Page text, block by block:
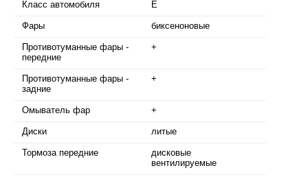
Класс автомобиля E
Фары биксеноновые
Противотуманные фары -
передние
+
Противотуманные фары -
задние
+
Омыватель фар +
Диски литые
Тормоза передние
дисковые
вентилируемые